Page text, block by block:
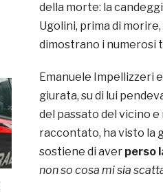
della morte: la
Ugolini, prima di morire,
dimostrano i numerosi
Emanuele Impellizzeri
giurata, su di lui
del passato del vicino
raccontato, ha visto la
sostiene di aver perso
non so cosa mi sia